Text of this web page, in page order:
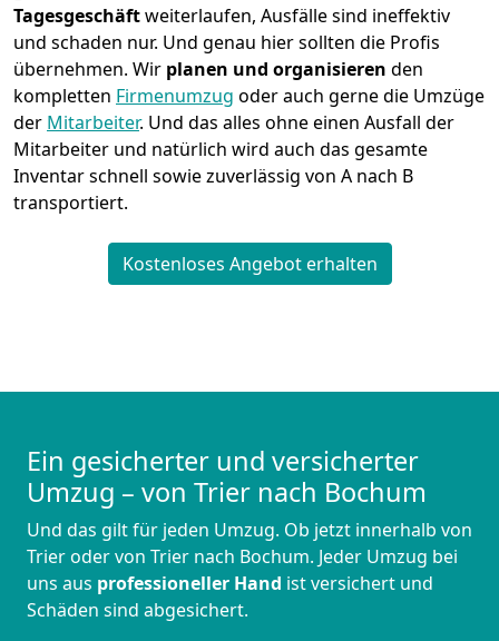
Tagesgeschäftweiterlaufen, Ausfälle sind ineffektiv
und schaden nur. Und genau hier sollten die Profis
übernehmen. Wir planen und organisieren den
kompletten Firmenumzug oder auch gerne die Umzüge
der Mitarbeiter. Und das alles ohne einen Ausfall der
Mitarbeiter und natürlich wird auch das gesamte
Inventar schnell sowie zuverlässig von A nach B
transportiert.
Kostenloses Angebot erhalten
Ein gesicherter und versicherter
Umzug – von Trier nach Bochum
Und das gilt für jeden Umzug. Ob jetzt innerhalb von
Trier oder von Trier nach Bochum. Jeder Umzug bei
uns aus professioneller Hand ist versichert und
Schäden sind abgesichert.